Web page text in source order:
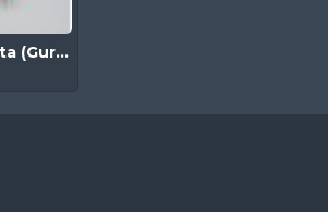
Redőny automata (Gurtnis | Piros)